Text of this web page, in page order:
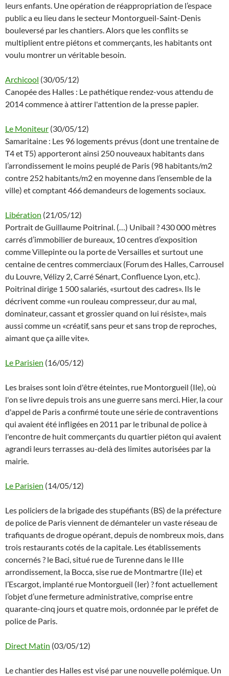
leurs enfants. Une opération de réappropriation de l’espace
public a eu lieu dans le secteur Montorgueil-Saint-Denis
bouleversé par les chantiers. Alors que les conflits se
multiplient entre piétons et commerçants, les habitants ont
voulu montrer un véritable besoin.
Archicool (30/05/12)
Canopée des Halles : Le pathétique rendez-vous attendu de
2014 commence à attirer l'attention de la presse papier.
Le Moniteur (30/05/12)
Samaritaine : Les 96 logements prévus (dont une trentaine de
T4 et T5) apporteront ainsi 250 nouveaux habitants dans
l’arrondissement le moins peuplé de Paris (98 habitants/m2
contre 252 habitants/m2 en moyenne dans l’ensemble de la
ville) et comptant 466 demandeurs de logements sociaux.
Libération (21/05/12)
Portrait de Guillaume Poitrinal. (…) Unibail ? 430 000 mètres
carrés d’immobilier de bureaux, 10 centres d’exposition
comme Villepinte ou la porte de Versailles et surtout une
centaine de centres commerciaux (Forum des Halles, Carrousel
du Louvre, Vélizy 2, Carré Sénart, Confluence Lyon, etc.).
Poitrinal dirige 1 500 salariés, «surtout des cadres». Ils le
décrivent comme «un rouleau compresseur, dur au mal,
dominateur, cassant et grossier quand on lui résiste», mais
aussi comme un «créatif, sans peur et sans trop de reproches,
aimant que ça aille vite».
Le Parisien (16/05/12)
Les braises sont loin d'être éteintes, rue Montorgueil (Ile), où
l'on se livre depuis trois ans une guerre sans merci. Hier, la cour
d'appel de Paris a confirmé toute une série de contraventions
qui avaient été infligées en 2011 par le tribunal de police à
l'encontre de huit commerçants du quartier piéton qui avaient
agrandi leurs terrasses au-delà des limites autorisées par la
mairie.
Le Parisien (14/05/12)
Les policiers de la brigade des stupéfiants (BS) de la préfecture
de police de Paris viennent de démanteler un vaste réseau de
trafiquants de drogue opérant, depuis de nombreux mois, dans
trois restaurants cotés de la capitale. Les établissements
concernés ? le Baci, situé rue de Turenne dans le IIIe
arrondissement, la Bocca, sise rue de Montmartre (IIe) et
l’Escargot, implanté rue Montorgueil (Ier) ? font actuellement
l’objet d’une fermeture administrative, comprise entre
quarante-cinq jours et quatre mois, ordonnée par le préfet de
police de Paris.
Direct Matin (03/05/12)
Le chantier des Halles est visé par une nouvelle polémique. Un